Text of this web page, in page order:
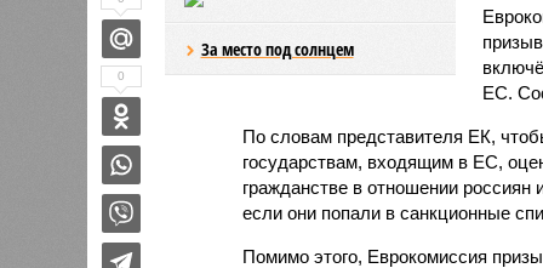
За место под солнцем
ЕС.
По словам представителя ЕК,
государствам, входящим в ЕС,
гражданстве в отношении
если они попали в санкционные
Помимо этого, Еврокомиссия
0